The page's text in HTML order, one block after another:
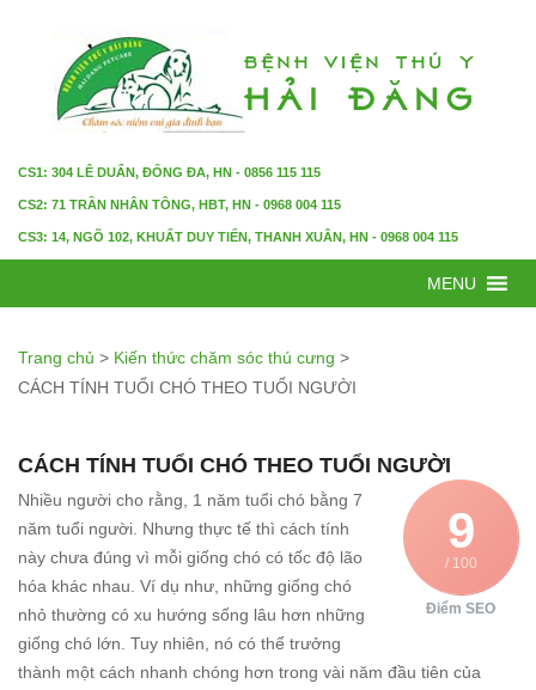
CS1: 304 LÊ DUẨN, ĐỐNG ĐA, HN - 0856 115 115
CS2: 71 TRẦN NHÂN TÔNG, HBT, HN - 0968 004 115
CS3: 14, NGÕ 102, KHUẤT DUY TIẾN, THANH XUÂN, HN - 0968 004 115
MENU
Trang chủ > Kiến thức chăm sóc thú cưng >
CÁCH TÍNH TUỔI CHÓ THEO TUỔI NGƯỜI
CÁCH TÍNH TUỔI CHÓ THEO TUỔI NGƯỜI
9
/ 100
Điểm SEO
Nhiều người cho rằng, 1 năm tuổi chó bằng 7
năm tuổi người. Nhưng thực tế thì cách tính
này chưa đúng vì mỗi giống chó có tốc độ lão
hóa khác nhau. Ví dụ như, những giống chó
nhỏ thường có xu hướng sống lâu hơn những
giống chó lớn. Tuy nhiên, nó có thể trưởng
thành một cách nhanh chóng hơn trong vài năm đầu tiên của